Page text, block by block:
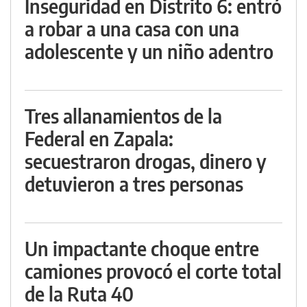
Inseguridad en Distrito 6: entró
a robar a una casa con una
adolescente y un niño adentro
Tres allanamientos de la
Federal en Zapala:
secuestraron drogas, dinero y
detuvieron a tres personas
Un impactante choque entre
camiones provocó el corte total
de la Ruta 40